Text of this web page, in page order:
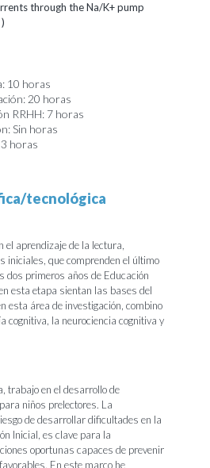
through the Na/K+ pump
10 horas
20 horas
RRHH: 7 horas
Sin horas
horas
tecnológica
el aprendizaje de la lectura,
iniciales, que comprenden el último
dos primeros años de Educación
esta etapa sientan las bases del
esta área de investigación, combino
cognitiva, la neurociencia cognitiva y
trabajo en el desarrollo de
niños prelectores. La
de desarrollar dificultades en la
Inicial, es clave para la
oportunas capaces de prevenir
En este marco he